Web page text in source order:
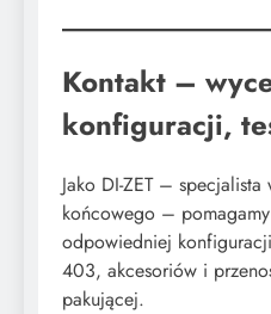
Kontakt –
konfiguracji,
Jako DI-ZET –
końcowego –
odpowiedniej
403, akcesoriów i
pakującej.